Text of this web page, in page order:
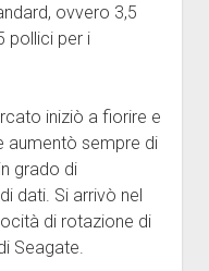
ovvero 3,5
pollici per i
iniziò a fiorire e
aumentò sempre di
grado di
dati. Si arrivò nel
di rotazione di
Seagate.